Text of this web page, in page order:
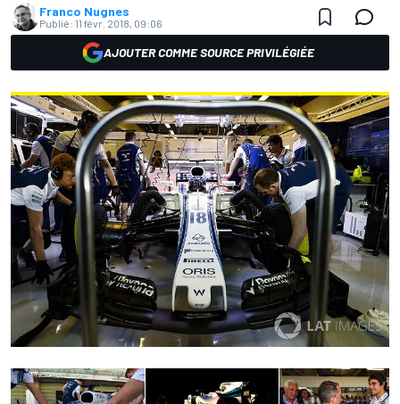
Franco Nugnes
Publié: 11 févr. 2018, 09:06
AJOUTER COMME SOURCE PRIVILÉGIÉE